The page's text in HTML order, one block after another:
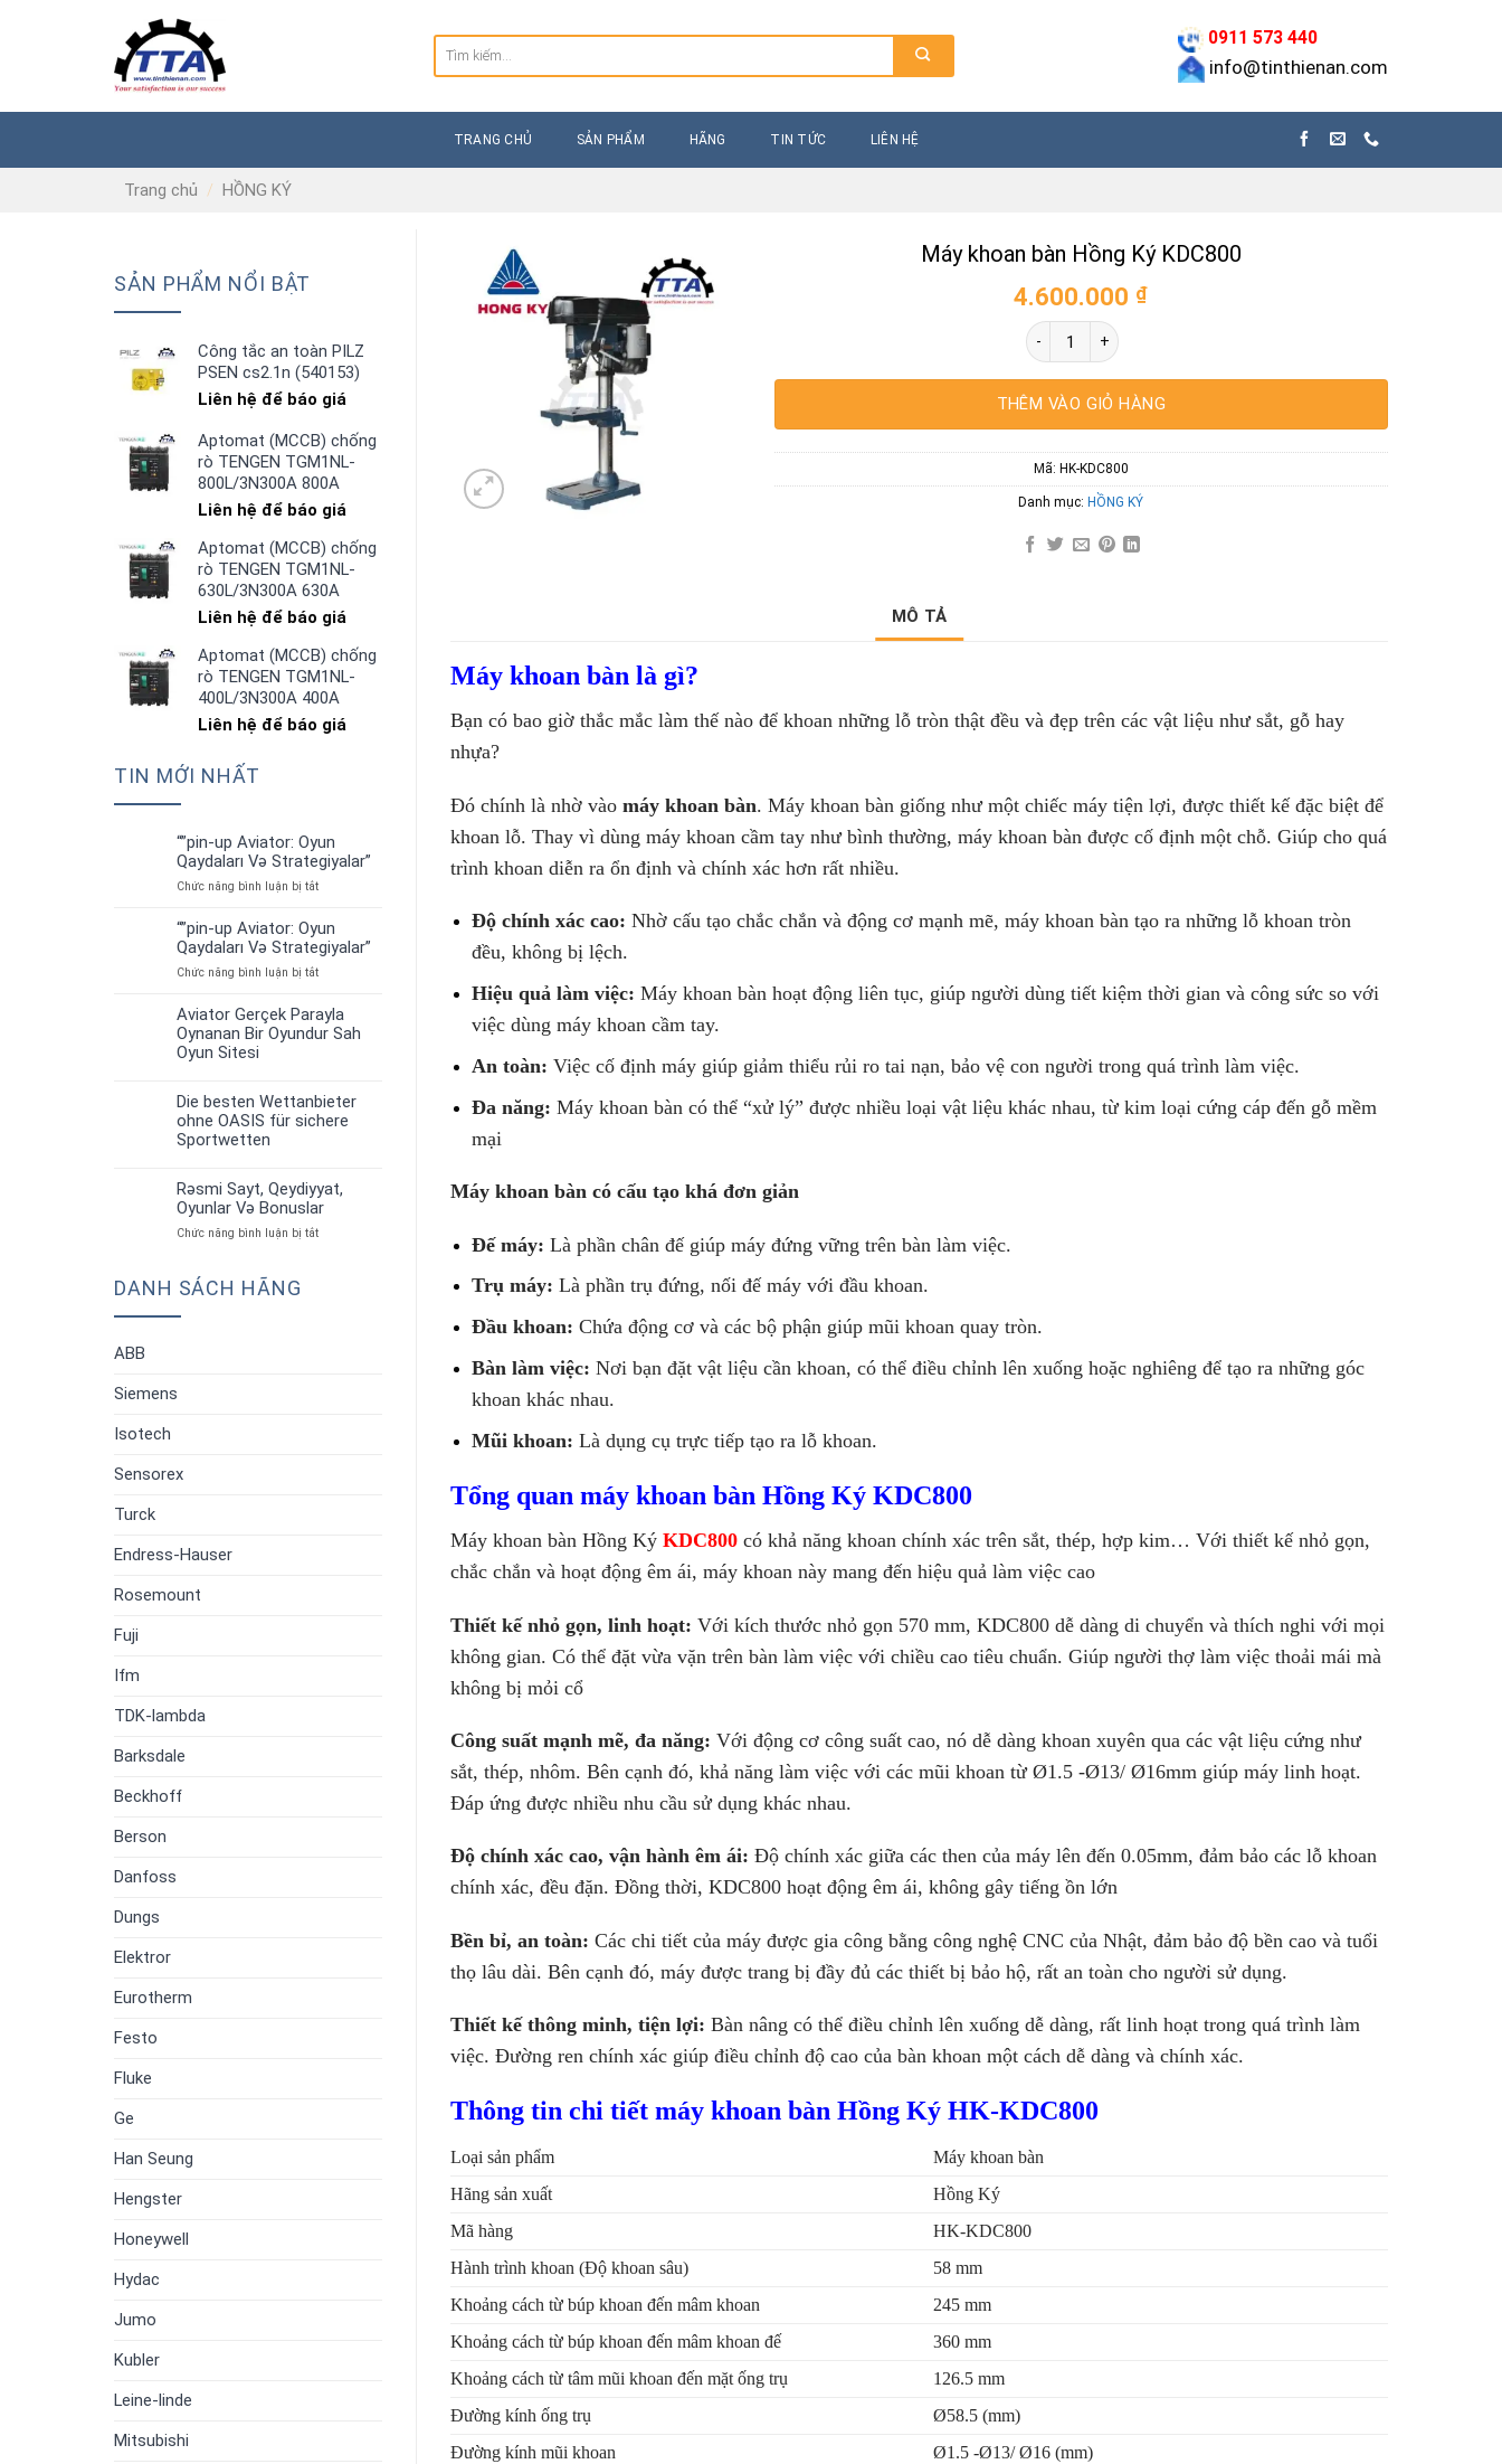
Tìm
0911 573 440
info@tinthienan.com
TRANG CHỦ SẢN PHẨM HÃNG TIN TỨC LIÊN HỆ
Trang chủ / HỒNG KÝ
SẢN PHẨM NỔI BẬT
Công tắc an toàn PILZ
PSEN cs2.1n (540153)
Liên hệ để báo giá
Aptomat (MCCB) chống
rò TENGEN TGM1NL-
800L/3N300A 800A
Liên hệ để báo giá
Aptomat (MCCB) chống
rò TENGEN TGM1NL-
630L/3N300A 630A
Liên hệ để báo giá
Aptomat (MCCB) chống
rò TENGEN TGM1NL-
400L/3N300A 400A
Liên hệ để báo giá
TIN MỚI NHẤT
“”pin-up Aviator: Oyun
Qaydaları Və Strategiyalar”
Chức năng bình luận bị tắtở
Aviator:
Oyun
Qaydaları
Strategiyalar”
“”pin-up Aviator: Oyun
Qaydaları Və Strategiyalar”
Chức năng bình luận bị tắtở
Aviator:
Oyun
Strategiyalar”
Aviator Gerçek Parayla
Oynanan Bir Oyundur Sah
Oyun Sitesi
Die besten Wettanbieter
ohne OASIS für sichere
Sportwetten
Rəsmi Sayt, Qeydiyyat,
Oyunlar Və Bonuslar
Chức năng bình luận bị tắtở
DANH SÁCH HÃNG
ABB
Siemens
Isotech
Sensorex
Turck
Endress-Hauser
Rosemount
Fuji
Ifm
TDK-lambda
Barksdale
Beckhoff
Berson
Danfoss
Dungs
Elektror
Eurotherm
Festo
Fluke
Ge
Han Seung
Hengster
Honeywell
Hydac
Jumo
Kubler
Leine-linde
Mitsubishi
Máy khoan bàn Hồng Ký KDC800
4.600.000 ₫
Máy khoan bàn Hồng Ký KDC800 số lượng
THÊM VÀO GIỎ HÀNG
Mã: HK-KDC800
Danh mục:HỒNG KÝ
MÔ TẢ
Máy khoan bàn là gì?
Bạn có bao giờ thắc mắc làm thế nào để khoan những lỗ tròn thật đều và đẹp trên các vật liệu như sắt, gỗ hay
nhựa?
Đó chính là nhờ vào máy khoan bàn. Máy khoan bàn giống như một chiếc máy tiện lợi, được thiết kế đặc biệt để
khoan lỗ. Thay vì dùng máy khoan cầm tay như bình thường, máy khoan bàn được cố định một chỗ. Giúp cho quá
trình khoan diễn ra ổn định và chính xác hơn rất nhiều.
Độ chính xác cao: Nhờ cấu tạo chắc chắn và động cơ mạnh mẽ, máy khoan bàn tạo ra những lỗ khoan tròn
đều, không bị lệch.
Hiệu quả làm việc: Máy khoan bàn hoạt động liên tục, giúp người dùng tiết kiệm thời gian và công sức so với
việc dùng máy khoan cầm tay.
An toàn: Việc cố định máy giúp giảm thiểu rủi ro tai nạn, bảo vệ con người trong quá trình làm việc.
Đa năng: Máy khoan bàn có thể “xử lý” được nhiều loại vật liệu khác nhau, từ kim loại cứng cáp đến gỗ mềm
mại
Máy khoan bàn có cấu tạo khá đơn giản
Đế máy: Là phần chân đế giúp máy đứng vững trên bàn làm việc.
Trụ máy: Là phần trụ đứng, nối đế máy với đầu khoan.
Đầu khoan: Chứa động cơ và các bộ phận giúp mũi khoan quay tròn.
Bàn làm việc: Nơi bạn đặt vật liệu cần khoan, có thể điều chỉnh lên xuống hoặc nghiêng để tạo ra những góc
khoan khác nhau.
Mũi khoan: Là dụng cụ trực tiếp tạo ra lỗ khoan.
Tổng quan máy khoan bàn Hồng Ký KDC800
Máy khoan bàn Hồng Ký KDC800 có khả năng khoan chính xác trên sắt, thép, hợp kim… Với thiết kế nhỏ gọn,
chắc chắn và hoạt động êm ái, máy khoan này mang đến hiệu quả làm việc cao
Thiết kế nhỏ gọn, linh hoạt: Với kích thước nhỏ gọn 570 mm, KDC800 dễ dàng di chuyển và thích nghi với mọi
không gian. Có thể đặt vừa vặn trên bàn làm việc với chiều cao tiêu chuẩn. Giúp người thợ làm việc thoải mái mà
không bị mỏi cổ
Công suất mạnh mẽ, đa năng: Với động cơ công suất cao, nó dễ dàng khoan xuyên qua các vật liệu cứng như
sắt, thép, nhôm. Bên cạnh đó, khả năng làm việc với các mũi khoan từ Ø1.5 -Ø13/ Ø16mm giúp máy linh hoạt.
Đáp ứng được nhiều nhu cầu sử dụng khác nhau.
Độ chính xác cao, vận hành êm ái: Độ chính xác giữa các then của máy lên đến 0.05mm, đảm bảo các lỗ khoan
chính xác, đều đặn. Đồng thời, KDC800 hoạt động êm ái, không gây tiếng ồn lớn
Bền bỉ, an toàn: Các chi tiết của máy được gia công bằng công nghệ CNC của Nhật, đảm bảo độ bền cao và tuổi
thọ lâu dài. Bên cạnh đó, máy được trang bị đầy đủ các thiết bị bảo hộ, rất an toàn cho người sử dụng.
Thiết kế thông minh, tiện lợi: Bàn nâng có thể điều chỉnh lên xuống dễ dàng, rất linh hoạt trong quá trình làm
việc. Đường ren chính xác giúp điều chỉnh độ cao của bàn khoan một cách dễ dàng và chính xác.
Thông tin chi tiết máy khoan bàn Hồng Ký HK-KDC800
Loại sản phẩm
Máy khoan bàn
Hãng sản xuất
Hồng Ký
Mã hàng
HK-KDC800
Hành trình khoan (Độ khoan sâu)
58 mm
Khoảng cách từ búp khoan đến mâm khoan
245 mm
Khoảng cách từ búp khoan đến mâm khoan đế
360 mm
Khoảng cách từ tâm mũi khoan đến mặt ống trụ
126.5 mm
Đường kính ống trụ
Ø58.5 (mm)
Đường kính mũi khoan
Ø1.5 -Ø13/ Ø16 (mm)